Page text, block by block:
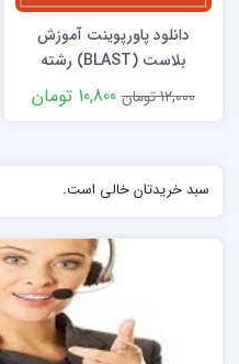
دانلود پاورپوینت آموزش
بلاست (BLAST) رشته
بیوتکنولوژی
12,000 تومان 10,800 تومان
سبد خریدتان خالی است.